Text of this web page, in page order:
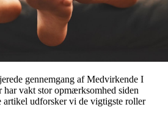
gennemgang af Medvirkende I
har vakt stor opmærksomhed siden
artikel udforsker vi de vigtigste roller